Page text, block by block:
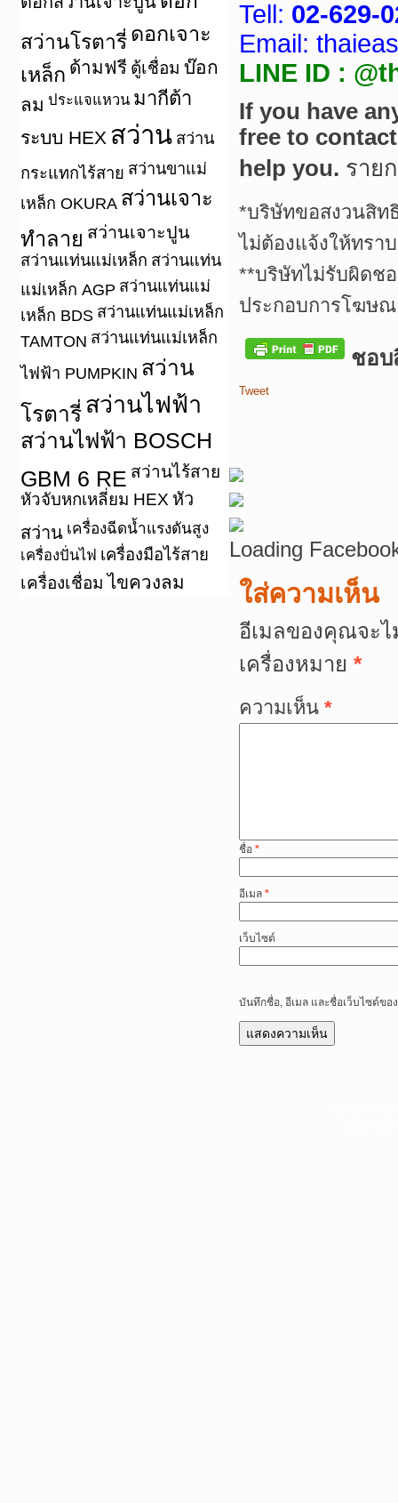
สว่านโรตารี่ ดอกเจาะ
เหล็ก ด้ามฟรี ตู้เชื่อม บ๊อก
ลม ประแจแหวน มากีต้า
ระบบ HEX สว่าน สว่าน
กระแทกไร้สาย สว่านขาแม่
เหล็ก OKURA สว่านเจาะ
ทำลาย สว่านเจาะปูน
สว่านแท่นแม่เหล็ก สว่านแท่น
แม่เหล็ก AGP สว่านแท่นแม่
เหล็ก BDS สว่านแท่นแม่เหล็ก
TAMTON สว่านแท่นแม่เหล็ก
ไฟฟ้า PUMPKIN สว่าน
โรตารี่ สว่านไฟฟ้า
สว่านไฟฟ้า BOSCH
GBM 6 RE สว่านไร้สาย
หัวจับหกเหลี่ยม HEX หัว
สว่าน เครื่องฉีดน้ำแรงดันสูง
เครื่องปั่นไฟ เครื่องมือไร้สาย
เครื่องเชื่อม ไขควงลม
Tell: 02-629-
Email:
LINE ID :
If you have
free to
help you. ราย
*บริษัทขอสงวนสิท
ไม่ต้องแจ้งให้ทรา
**บริษัทไม่รับผิดช
ประกอบการโฆษ
ชอบ
Tweet
Loading
ใส่ความเห็น
อีเมลของคุณจะ
เครื่องหมาย *
ความเห็น *
ชื่อ *
อีเมล *
เว็บไซต์
บันทึกชื่อ, อีเมล และชื่อเว็บไซต์ขอ